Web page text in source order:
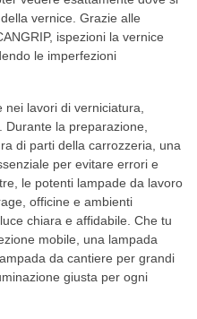
vernice. Grazie alle
ispezioni la vernice
le imperfezioni
lavori di verniciatura,
la preparazione,
di parti della carrozzeria, una
per evitare errori e
le potenti lampade da lavoro
officine e ambienti
chiara e affidabile. Che tu
mobile, una lampada
da cantiere per grandi
giusta per ogni